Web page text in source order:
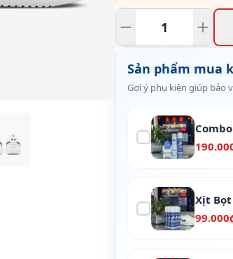
Sản phẩm mua
Gợi ý phụ kiện giúp bảo
Xịt Bọt